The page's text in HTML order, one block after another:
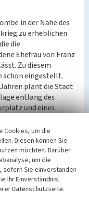
in der Nähe des
zu erheblichen
die
Ehefrau von Franz
Zu diesem
schon eingestellt.
plant die Stadt
entlang des
und eines
Diese Planung
überführt, der
23 und 25
den
die Nr. 25 aufgrund
Das Gebäude
der Stadt Neuss
Cookies, um die
Diesen können Sie
möchten. Darüber
um die
sofern Sie einverstanden
Ihr Einverständnis.
Datenschutzseite.